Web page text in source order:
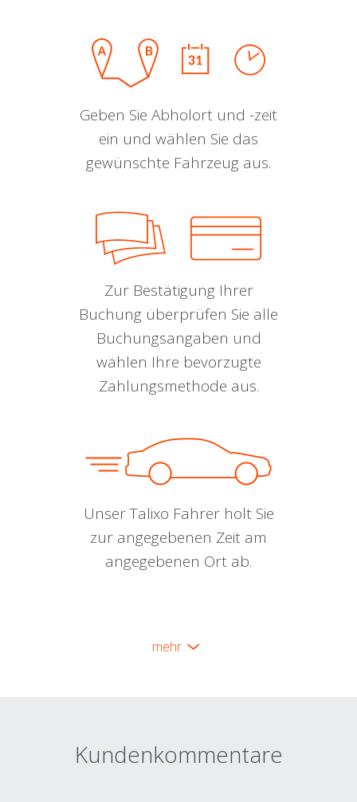
Geben Sie Abholort und -zeit
ein und wählen Sie das
gewünschte Fahrzeug aus.
Zur Bestätigung Ihrer
Buchung überprüfen Sie alle
Buchungsangaben und
wählen Ihre bevorzugte
Zahlungsmethode aus.
Unser Talixo Fahrer holt Sie
zur angegebenen Zeit am
angegebenen Ort ab.
mehr
Kundenkommentare